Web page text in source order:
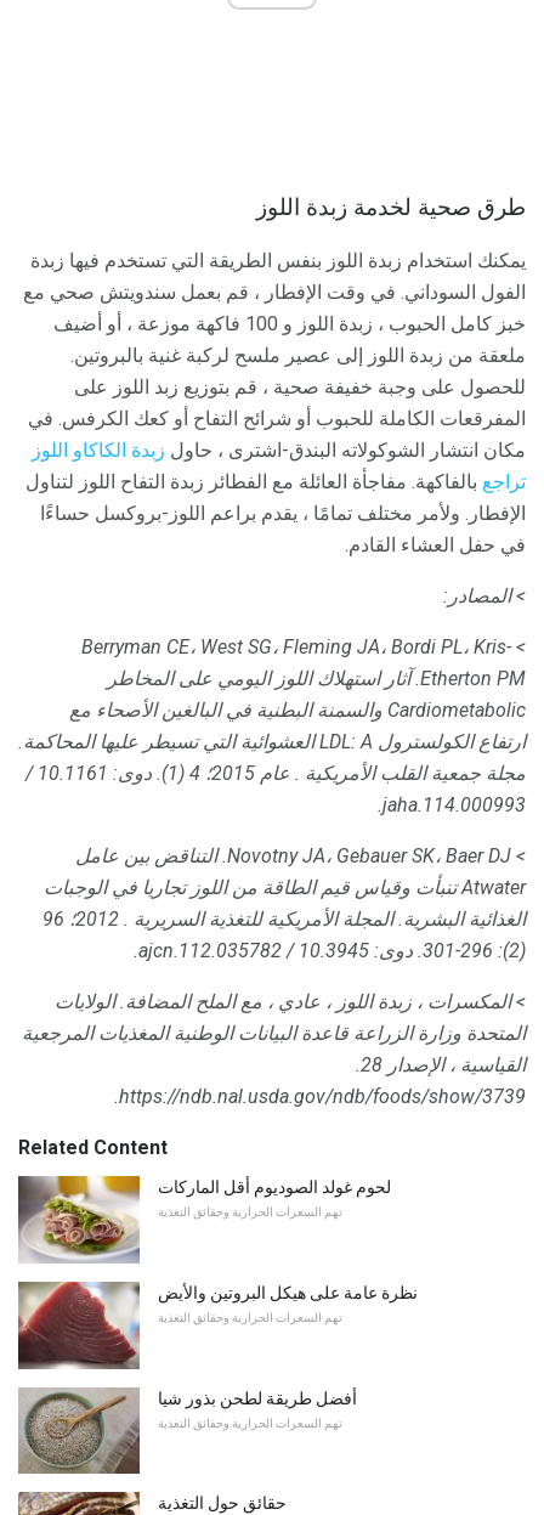
طرق صحية لخدمة زبدة اللوز
يمكنك استخدام زبدة اللوز بنفس الطريقة التي تستخدم فيها زبدة
الفول السوداني. في وقت الإفطار ، قم بعمل سندويتش صحي مع
خبز كامل الحبوب ، زبدة اللوز و 100 فاكهة موزعة ، أو أضيف
ملعقة من زبدة اللوز إلى عصير ملسح لركبة غنية بالبروتين.
للحصول على وجبة خفيفة صحية ، قم بتوزيع زبد اللوز على
المفرقعات الكاملة للحبوب أو شرائح التفاح أو كعك الكرفس. في
مكان انتشار الشوكولاته البندق-اشترى ، حاول زبدة الكاكاو اللوز
تراجع بالفاكهة. مفاجأة العائلة مع الفطائر زبدة التفاح اللوز لتناول
الإفطار. ولأمر مختلف تمامًا ، يقدم براعم اللوز-بروكسل حساءًا
في حفل العشاء القادم.
> المصادر:
> Berryman CE، West SG، Fleming JA، Bordi PL، Kris-
Etherton PM. آثار استهلاك اللوز اليومي على المخاطر
Cardiometabolic والسمنة البطنية في البالغين الأصحاء مع
ارتفاع الكولسترول LDL: A العشوائية التي تسيطر عليها المحاكمة.
مجلة جمعية القلب الأمريكية . عام 2015؛ 4 (1).
دوى: 10.1161 /
jaha.114.000993.
> Novotny JA، Gebauer SK، Baer DJ.
التناقض بين عامل
Atwater تنبأت وقياس قيم الطاقة من اللوز تجاريا في الوجبات
الغذائية البشرية. المجلة الأمريكية للتغذية السريرية .
2012؛ 96
(2): 296-301.
دوى: 10.3945 / ajcn.112.035782.
> المكسرات ، زبدة اللوز ، عادي ، مع الملح المضافة. الولايات
المتحدة وزارة الزراعة قاعدة البيانات الوطنية المغذيات المرجعية
القياسية ، الإصدار 28.
https://ndb.nal.usda.gov/ndb/foods/show/3739.
Related Content
لحوم غولد الصوديوم أقل الماركات
تهم السعرات الحرارية وحقائق التغذية
نظرة عامة على هيكل البروتين والأيض
تهم السعرات الحرارية وحقائق التغذية
أفضل طريقة لطحن بذور شيا
تهم السعرات الحرارية وحقائق التغذية
حقائق حول التغذية